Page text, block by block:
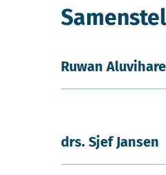
Ruwan
drs. Sjef Jansen